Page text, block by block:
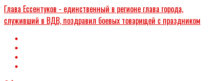
Глава Ессентуков - единственный в регионе глава города,
служивший в ВДВ, поздравил боевых товарищей с праздником